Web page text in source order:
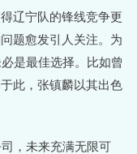
辽宁队的锋线竞争更
题愈发引人关注。为
是最佳选择。比如曾
此，张镇麟以其出色
，未来充满无限可